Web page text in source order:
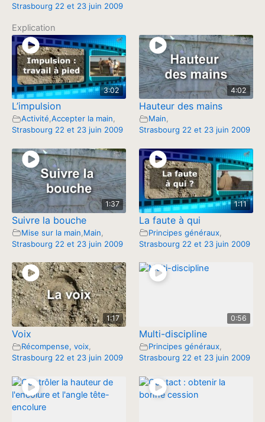
Strasbourg 22 et 23 juin 2009
Explication
3:02
L’impulsion
Activité Accepter la main
Strasbourg 22 et 23 juin 2009
4:02
Hauteur des mains
Main
Strasbourg 22 et 23 juin 2009
1:37
Suivre la bouche
Mise sur la main Main
Strasbourg 22 et 23 juin 2009
1:11
La faute à qui
Principes généraux,
Strasbourg 22 et 23 juin 2009
1:17
Voix
Récompense, voix
Strasbourg 22 et 23 juin 2009
0:56
Multi-discipline
Principes généraux,
Strasbourg 22 et 23 juin 2009